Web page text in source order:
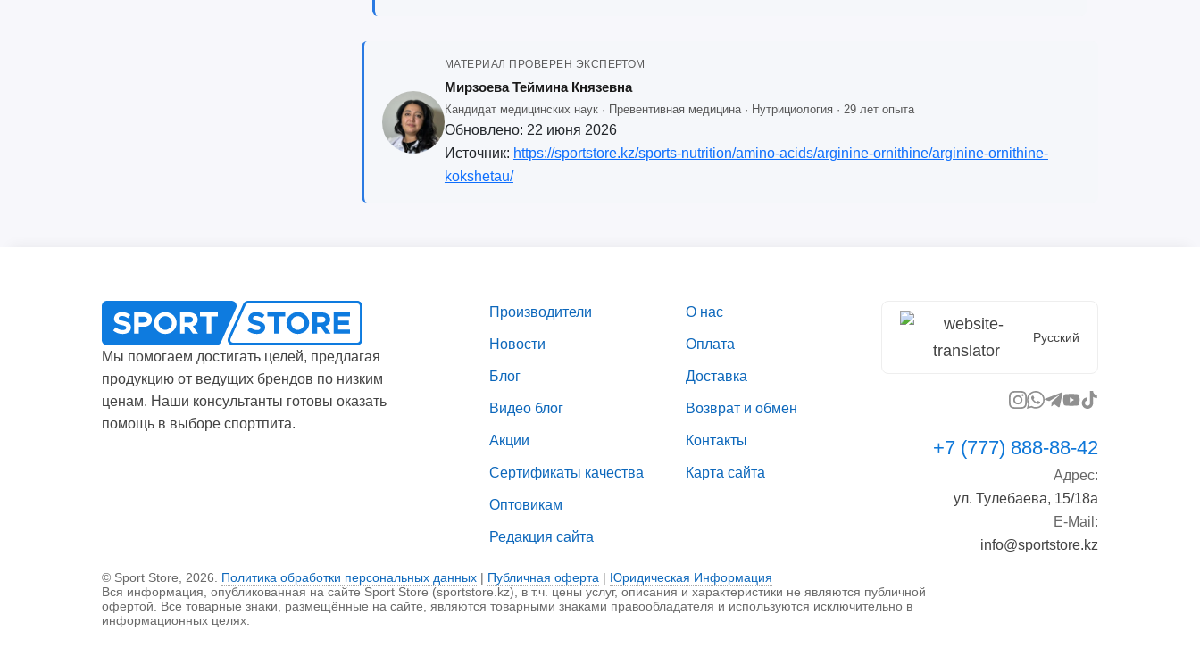
МАТЕРИАЛ ПРОВЕРЕН ЭКСПЕРТОМ
Мирзоева Теймина Князевна
Кандидат медицинских наук · Превентивная медицина · Нутрициология · 29 лет опыта
Обновлено: 22 июня 2026
Источник: https://sportstore.kz/sports-nutrition/amino-acids/arginine-ornithine/arginine-ornithine-
kokshetau/
Мы помогаем достигать целей, предлагая
продукцию от ведущих брендов по низким
ценам. Наши консультанты готовы оказать
помощь в выборе спортпита.
Производители
Новости
Блог
Видео блог
Акции
Сертификаты качества
Оптовикам
Редакция сайта
О нас
Оплата
Доставка
Возврат и обмен
Контакты
Карта сайта
Русский
+7 (777) 888-88-42
Адрес:
ул. Тулебаева, 15/18а
E-Mail:
info@sportstore.kz
© Sport Store, 2026. Политика обработки персональных данных| Публичная оферта | Юридическая Информация
Вся информация, опубликованная на сайте Sport Store (sportstore.kz), в т.ч. цены услуг, описания и характеристики не являются публичной
офертой. Все товарные знаки, размещённые на сайте, являются товарными знаками правообладателя и используются исключительно в
информационных целях.